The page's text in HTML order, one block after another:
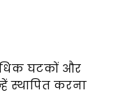
घटकों और
स्थापित करना